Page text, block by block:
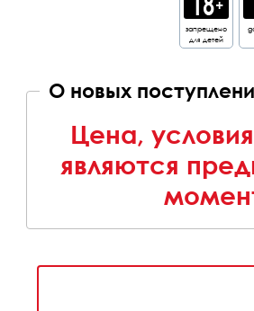
запрещено
для детей
О новых
Цена,
являются